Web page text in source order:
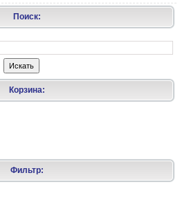
Поиск:
Корзина:
Фильтр: